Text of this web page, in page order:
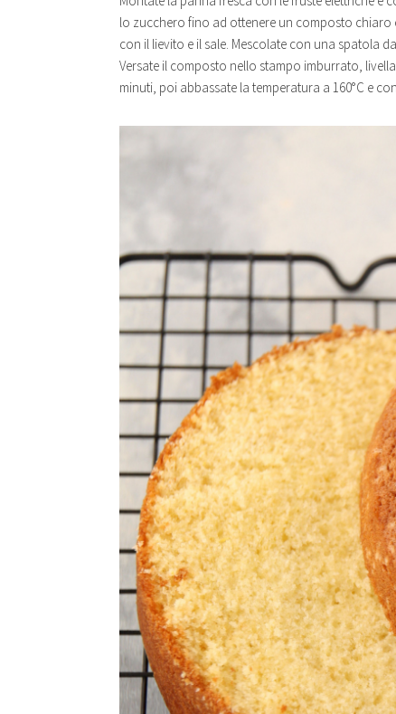
lo zucchero fino ad ottenere un composto
con il lievito e il sale. Mescolate con una spatola
Versate il composto nello stampo imburrato,
minuti, poi abbassate la temperatura a 160°C e